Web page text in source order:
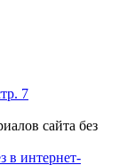
7
сайта без
в интернет-